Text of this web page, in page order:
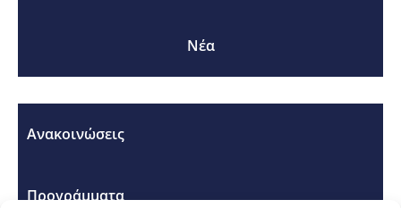
Νέα
Ανακοινώσεις
Προγράμματα